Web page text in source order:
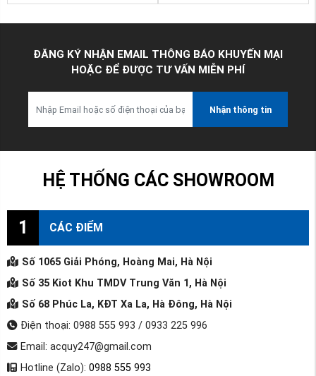
ĐĂNG KÝ NHẬN EMAIL THÔNG BÁO KHUYẾN MẠI
HOẶC ĐỂ ĐƯỢC TƯ VẤN MIỄN PHÍ
Nhận thông tin
HỆ THỐNG CÁC SHOWROOM
1 CÁC ĐIỂM
Số 1065 Giải Phóng, Hoàng Mai, Hà Nội
Số 35 Kiot Khu TMDV Trung Văn 1, Hà Nội
Số 68 Phúc La, KĐT Xa La, Hà Đông, Hà Nội
Điện thoại: 0988 555 993 / 0933 225 996
Email: acquy247@gmail.com
Hotline (Zalo): 0988 555 993